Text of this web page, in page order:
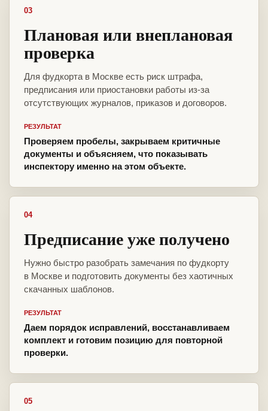
03
Плановая или внеплановая
проверка
Для фудкорта в Москве есть риск штрафа,
предписания или приостановки работы из-за
отсутствующих журналов, приказов и договоров.
РЕЗУЛЬТАТ
Проверяем пробелы, закрываем критичные
документы и объясняем, что показывать
инспектору именно на этом объекте.
04
Предписание уже получено
Нужно быстро разобрать замечания по фудкорту
в Москве и подготовить документы без хаотичных
скачанных шаблонов.
РЕЗУЛЬТАТ
Даем порядок исправлений, восстанавливаем
комплект и готовим позицию для повторной
проверки.
05